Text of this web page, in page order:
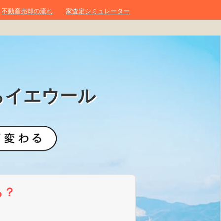
不動産売却の流れ 家査定シミュレーター
イエウール